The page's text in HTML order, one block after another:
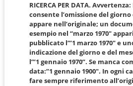
RICERCA PER DATA.
consente l’omissione del giorno
appare nell’originale; un
esempio nel “marzo 1970″
pubblicato l’”1 marzo 1970″ e
indicazione del giorno e del
l’”1 gennaio 1970”. Se manca
data:”1 gennaio 1900″. In ogni
fare sempre riferimento